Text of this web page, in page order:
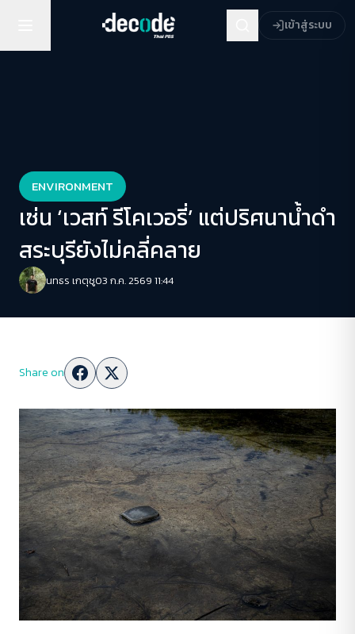
เข้าสู่ระบบ
ENVIRONMENT
เซ่น ‘เวสท์ รีโคเวอรี่’ แต่ปริศนาน้ำดำ
สระบุรียังไม่คลี่คลาย
นทธร เกตุชู03 ก.ค. 2569 11:44
Share on